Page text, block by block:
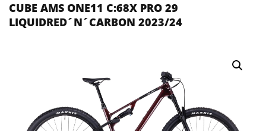
CUBE AMS ONE11 C:68X PRO 29
LIQUIDRED´N´CARBON 2023/24